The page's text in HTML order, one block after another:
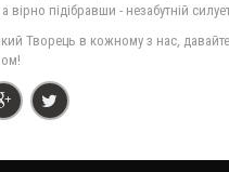
вірно підібравши - незабутній
Творець в кожному з нас,